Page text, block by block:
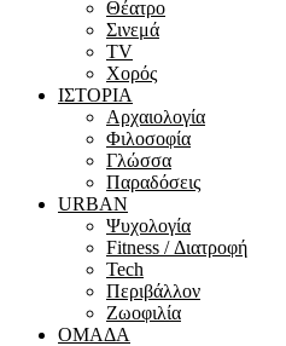
Θέατρο
Σινεμά
ΤV
Χορός
ΙΣΤΟΡΙΑ
Αρχαιολογία
Φιλοσοφία
Γλώσσα
Παραδόσεις
URBAN
Ψυχολογία
Fitness / Διατροφή
Tech
Περιβάλλον
Ζωοφιλία
ΟΜΑΔΑ